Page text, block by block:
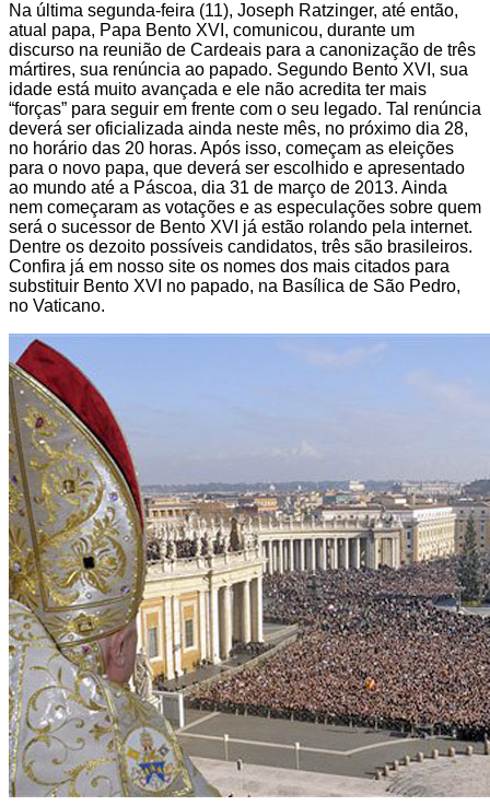
Na última segunda-feira (11), Joseph Ratzinger, até então,
atual papa, Papa Bento XVI, comunicou, durante um
discurso na reunião de Cardeais para a canonização de três
mártires, sua renúncia ao papado. Segundo Bento XVI, sua
idade está muito avançada e ele não acredita ter mais
“forças” para seguir em frente com o seu legado. Tal renúncia
deverá ser oficializada ainda neste mês, no próximo dia 28,
no horário das 20 horas. Após isso, começam as eleições
para o novo papa, que deverá ser escolhido e apresentado
ao mundo até a Páscoa, dia 31 de março de 2013. Ainda
nem começaram as votações e as especulações sobre quem
será o sucessor de Bento XVI já estão rolando pela internet.
Dentre os dezoito possíveis candidatos, três são brasileiros.
Confira já em nosso site os nomes dos mais citados para
substituir Bento XVI no papado, na Basílica de São Pedro,
no Vaticano.